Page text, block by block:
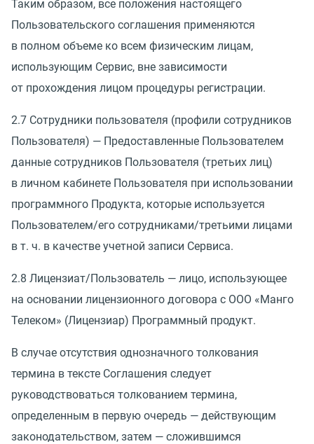
Таким образом, все положения настоящего
Пользовательского соглашения применяются
в полном объеме ко всем физическим лицам,
использующим Сервис, вне зависимости
от прохождения лицом процедуры регистрации.
2.7 Сотрудники пользователя (профили сотрудников
Пользователя) — Предоставленные Пользователем
данные сотрудников Пользователя (третьих лиц)
в личном кабинете Пользователя при использовании
программного Продукта, которые используется
Пользователем/его сотрудниками/третьими лицами
в т. ч. в качестве учетной записи Сервиса.
2.8 Лицензиат/Пользователь — лицо, использующее
на основании лицензионного договора с ООО «Манго
Телеком» (Лицензиар) Программный продукт.
В случае отсутствия однозначного толкования
термина в тексте Соглашения следует
руководствоваться толкованием термина,
определенным в первую очередь — действующим
законодательством, затем — сложившимся